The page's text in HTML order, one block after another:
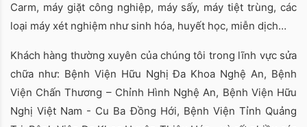
Carm, máy giặt công nghiệp, máy sấy, máy tiệt trùng, các
loại máy xét nghiệm như sinh hóa, huyết học, miễn dịch…
Khách hàng thường xuyên của chúng tôi trong lĩnh vực sửa
chữa như: Bệnh Viện Hữu Nghị Đa Khoa Nghệ An, Bệnh
Viện Chấn Thương – Chỉnh Hình Nghệ An, Bệnh Viện Hữu
Nghị Việt Nam - Cu Ba Đồng Hới, Bệnh Viện Tỉnh Quảng